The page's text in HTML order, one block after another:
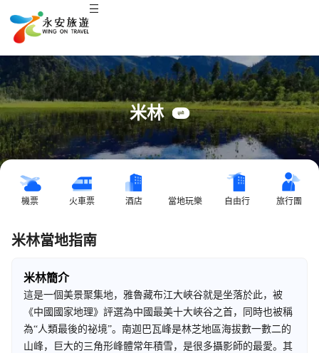
米林
機票 火車票 酒店 當地玩樂 自由行 旅行團
米林當地指南
米林簡介
這是一個美景聚集地，雅魯藏布江大峽谷就是坐落於此，被
《中國國家地理》評選為中國最美十大峽谷之首，同時也被稱
為“人類最後的祕境”。南迦巴瓦峰是林芝地區海拔數一數二的
山峰，巨大的三角形峰體常年積雪，是很多攝影師的最愛。其